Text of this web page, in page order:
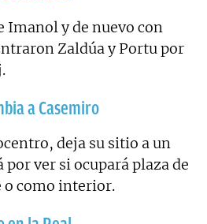
Imanol y de nuevo con
Zaldúa y Portu por
a Casemiro
deja su sitio a un
por ver si ocupará plaza de
como interior.